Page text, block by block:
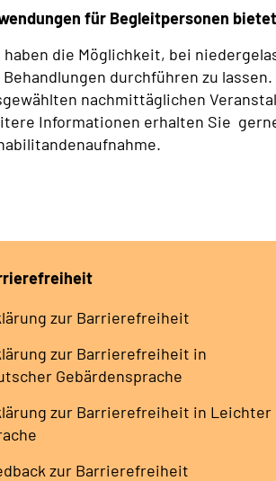
für Begleitpersonen
haben die Möglichkeit, bei
Behandlungen durchführen zu
nachmittäglichen
Informationen erhalten Sie
zur Barrierefreiheit
zur Barrierefreiheit in
Gebärdensprache
zur Barrierefreiheit in Leichter
zur Barrierefreiheit